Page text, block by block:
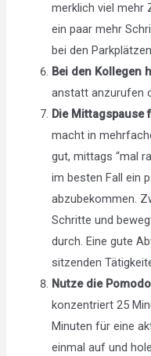
merklich viel mehr
ein paar mehr
bei den
Bei den Kollegen
anstatt anzurufen
Die Mittagspause
macht in
gut, mittags “mal
im besten Fall ein
abzubekommen.
Schritte und
durch. Eine gute
sitzenden
Nutze die
konzentriert 25
Minuten für eine
einmal auf und